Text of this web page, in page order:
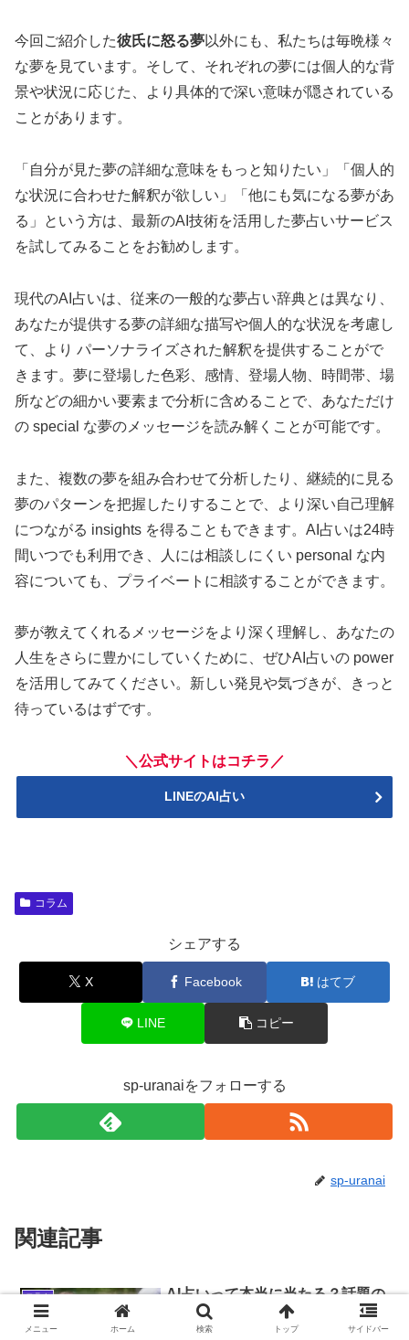
今回ご紹介した彼氏に怒る夢以外にも、私たちは毎晩様々
な夢を見ています。そして、それぞれの夢には個人的な背
景や状況に応じた、より具体的で深い意味が隠されている
ことがあります。
「自分が見た夢の詳細な意味をもっと知りたい」「個人的
な状況に合わせた解釈が欲しい」「他にも気になる夢があ
る」という方は、最新のAI技術を活用した夢占いサービス
を試してみることをお勧めします。
現代のAI占いは、従来の一般的な夢占い辞典とは異なり、
あなたが提供する夢の詳細な描写や個人的な状況を考慮し
て、より パーソナライズされた解釈を提供することがで
きます。夢に登場した色彩、感情、登場人物、時間帯、場
所などの細かい要素まで分析に含めることで、あなただけ
の special な夢のメッセージを読み解くことが可能です。
また、複数の夢を組み合わせて分析したり、継続的に見る
夢のパターンを把握したりすることで、より深い自己理解
につながる insights を得ることもできます。AI占いは24時
間いつでも利用でき、人には相談しにくい personal な内
容についても、プライベートに相談することができます。
夢が教えてくれるメッセージをより深く理解し、あなたの
人生をさらに豊かにしていくために、ぜひAI占いの power
を活用してみてください。新しい発見や気づきが、きっと
待っているはずです。
＼公式サイトはコチラ／
LINEのAI占い
コラム
シェアする
X Facebook はてブ
LINE コピー
sp-uranaiをフォローする
sp-uranai
関連記事
コラム
AI占いって本当に当たる？話題の
AIトーク占いサービスを徹底解説
「占いって本当に当たるの？」と疑問に
メニュー ホーム 検索 トップ サイドバー